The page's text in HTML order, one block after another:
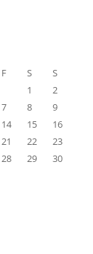
F S
S
1
2
7 8
9
14 15
16
21 22
23
28 29
30